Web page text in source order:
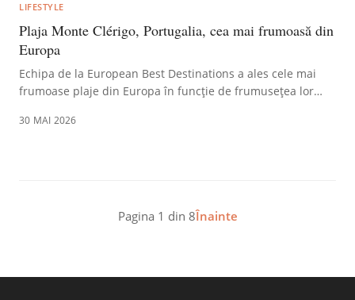
LIFESTYLE
Plaja Monte Clérigo, Portugalia, cea mai frumoasă din
Europa
Echipa de la European Best Destinations a ales cele mai
frumoase plaje din Europa în funcție de frumusețea lor
30 MAI 2026
Pagina 1 din 8Înainte